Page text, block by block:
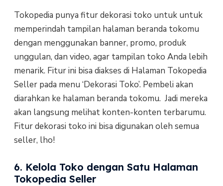
Tokopedia punya fitur dekorasi toko untuk untuk
memperindah tampilan halaman beranda tokomu
dengan menggunakan banner, promo, produk
unggulan, dan video, agar tampilan toko Anda lebih
menarik. Fitur ini bisa diakses di Halaman Tokopedia
Seller pada menu ‘Dekorasi Toko’. Pembeli akan
diarahkan ke halaman beranda tokomu. Jadi mereka
akan langsung melihat konten-konten terbarumu.
Fitur dekorasi toko ini bisa digunakan oleh semua
seller, lho!
6. Kelola Toko dengan Satu Halaman
Tokopedia Seller